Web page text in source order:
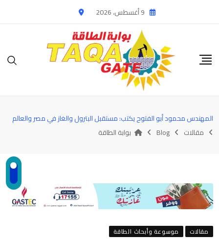
to
9 أغسطس، 2026
المهندس محمود أبو الفتوح يكتب: مستقبل البترول والغاز في مصر والعالم
مقالات
Blog بوابة الطاقة
مقالات موسوعة وأبحاث الطاقة